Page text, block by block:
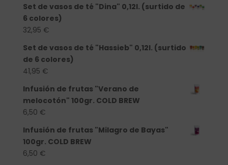
Set de vasos de té "Dina" 0,12l. (surtido de
6 colores)
32,95 €
Set de vasos de té "Hassieb" 0,12l. (surtido
de 6 colores)
41,95 €
Infusión de frutas "Verano de
melocotón" 100gr. COLD BREW
6,50 €
Infusión de frutas "Milagro de Bayas"
100gr. COLD BREW
6,50 €